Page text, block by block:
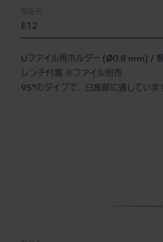
製品名:
E12
Uファイル用ホルダー (Ø0.8 mm) /
レンチ付属 ※ファイル別売
95°のタイプで、臼歯部に適していま